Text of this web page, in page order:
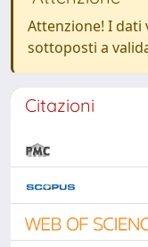
Attenzione! I dati
sottoposti a
Citazioni